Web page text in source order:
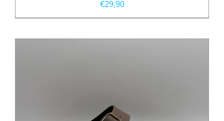
€29,90